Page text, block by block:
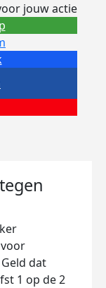
jouw actie
dat
1 op de 2